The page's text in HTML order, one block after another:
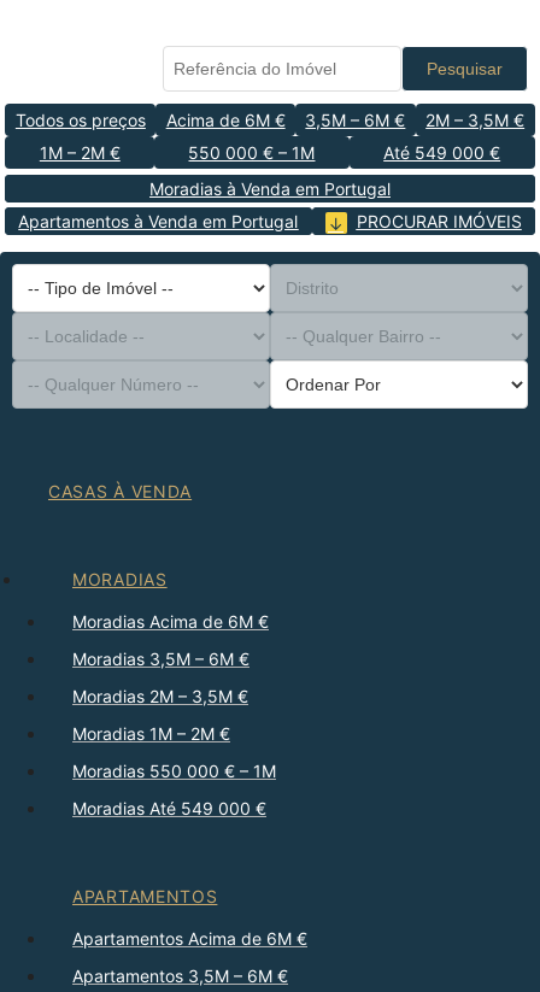
Pesquisar
Todos os preços Acima de 6M € 3,5M – 6M €
2M – 3,5M €
1M – 2M €
550 000 € – 1M
Até 549 000 €
Moradias à Venda em Portugal
Apartamentos à Venda em Portugal
PROCURAR IMÓVEIS
-- Tipo de Imóvel --
Distrito
-- Localidade --
-- Qualquer Bairro --
-- Qualquer Número --
Ordenar Por
CASAS À VENDA
MORADIAS
Moradias Acima de 6M €
Moradias 3,5M – 6M €
Moradias 2M – 3,5M €
Moradias 1M – 2M €
Moradias 550 000 € – 1M
Moradias Até 549 000 €
APARTAMENTOS
Apartamentos Acima de 6M €
Apartamentos 3,5M – 6M €